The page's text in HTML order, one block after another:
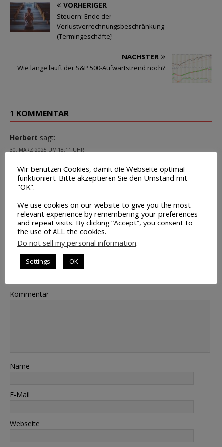
VORHERIGER
Steuern: Ende der
Verlustverrechnungsbeschränkung
(Termingeschäfte)!
NÄCHSTER
Wie lange läuft der S&P 500-Aufwärtstrend noch?
1 KOMMENTAR
Herbert sagt:
30. MÄRZ 2025 UM 18:11 UHR
Danke für diesen Artikel. Wenn ich dies richtig verstehe, läuft
der Indikator gut, aber momentan würde er auch einen
enormen Rücksetzer mitmachen und der Investor bleibt
investiert.
ANTWORTEN
Kommentar hinterlassen
Kommentar
Name
E-Mail
Webseite
Wir benutzen Cookies, damit die Webseite optimal
funktioniert. Bitte akzeptieren Sie den Umstand mit
"OK".
We use cookies on our website to give you the most
relevant experience by remembering your preferences
and repeat visits. By clicking “Accept”, you consent to
the use of ALL the cookies.
Do not sell my personal information.
Settings OK